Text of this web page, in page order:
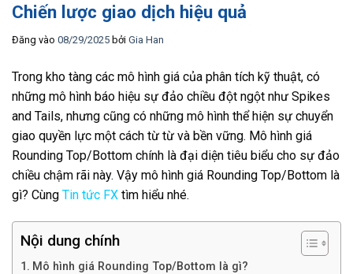
Chiến lược giao dịch hiệu quả
Đăng vào 08/29/2025 bởi Gia Han
Trong kho tàng các mô hình giá của phân tích kỹ thuật, có
những mô hình báo hiệu sự đảo chiều đột ngột như Spikes
and Tails, nhưng cũng có những mô hình thể hiện sự chuyển
giao quyền lực một cách từ từ và bền vững. Mô hình giá
Rounding Top/Bottom chính là đại diện tiêu biểu cho sự đảo
chiều chậm rãi này. Vậy mô hình giá Rounding Top/Bottom là
gì? Cùng Tin tức FX tìm hiểu nhé.
Nội dung chính
Mô hình giá Rounding Top/Bottom là gì?